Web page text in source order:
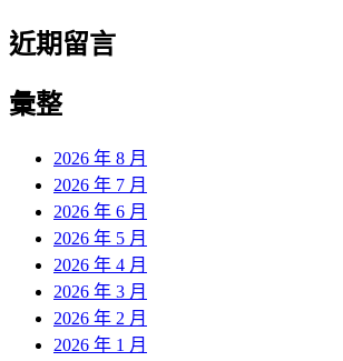
近期留言
彙整
2026 年 8 月
2026 年 7 月
2026 年 6 月
2026 年 5 月
2026 年 4 月
2026 年 3 月
2026 年 2 月
2026 年 1 月